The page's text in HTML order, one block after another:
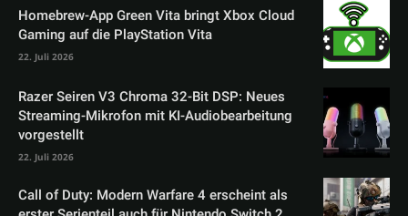
Homebrew-App Green Vita bringt Xbox Cloud
Gaming auf die PlayStation Vita
22. Juli 2026
Razer Seiren V3 Chroma 32-Bit DSP: Neues
Streaming-Mikrofon mit KI-Audiobearbeitung
vorgestellt
22. Juli 2026
Call of Duty: Modern Warfare 4 erscheint als